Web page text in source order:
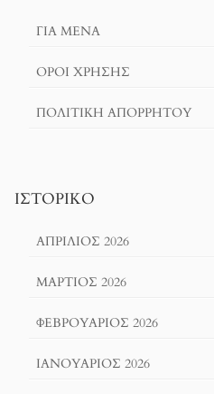
ΓΙΑ ΜΕΝΑ
ΌΡΟΙ ΧΡΗΣΗΣ
ΠΟΛΙΤΙΚΉ ΑΠΟΡΡΉΤΟΥ
ΙΣΤΟΡΙΚΌ
ΑΠΡΊΛΙΟΣ 2026
ΜΆΡΤΙΟΣ 2026
ΦΕΒΡΟΥΆΡΙΟΣ 2026
ΙΑΝΟΥΆΡΙΟΣ 2026